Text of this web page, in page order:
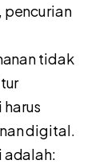
pencurian
tidak
digital.
adalah: